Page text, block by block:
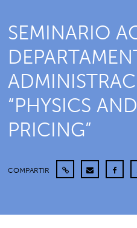
SEMINARIO
“PHYSICS
PRICING”
COMPARTIR